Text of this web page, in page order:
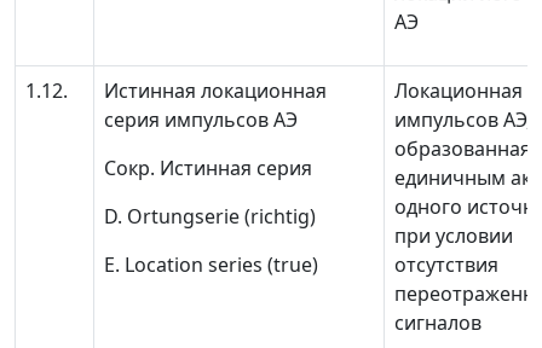
АЭ
1.12.
Истинная локационная
серия импульсов АЭ
Сокр. Истинная серия
D. Ortungserie (richtig)
Е. Location series (true)
Локационная
импульсов АЭ,
образованная
единичным
одного
при условии
отсутствия
сигналов